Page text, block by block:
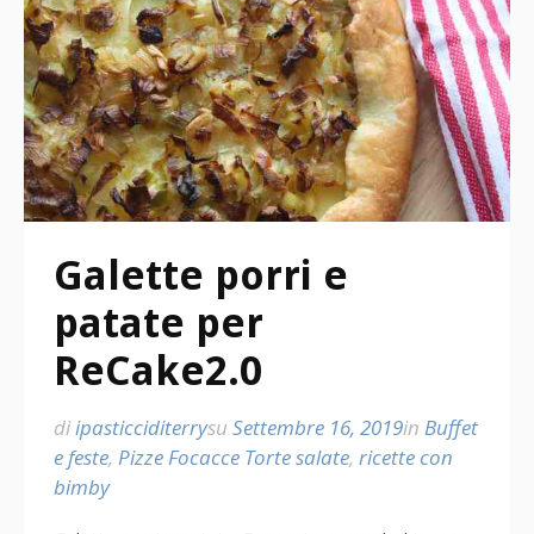
Galette porri e
patate per
ReCake2.0
diipasticciditerrysu Settembre 16, 2019in Buffet
e feste, Pizze Focacce Torte salate, ricette con
bimby